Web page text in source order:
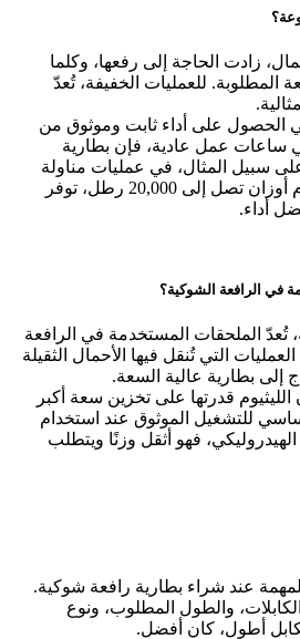
زادت الحاجة إلى رفعها، وكلما
للعمليات الخفيفة، تُعدّ
الحصول على أداء ثابت وموثوق من
ساعات عمل عادية، فإن بطارية
على سبيل المثال، في عمليات مناولة
الأغذية، حيث يشيع استخدام أوزان تصل إلى 20,000 رطل، توفر
أداء.
في الرافعة الشوكية؟
تُعدّ الملحقات المستخدمة في الرافعة
التي تُنقل فيها الأحمال الثقيلة
إلى بطارية عالية السعة.
قدرتها على تخزين سعة أكبر
للتشغيل الموثوق عند استخدام
فهو أثقل وزنًا ويتطلب
عند شراء بطارية رافعة شوكية.
والطول المطلوب، ونوع
أطول، كان أفضل.